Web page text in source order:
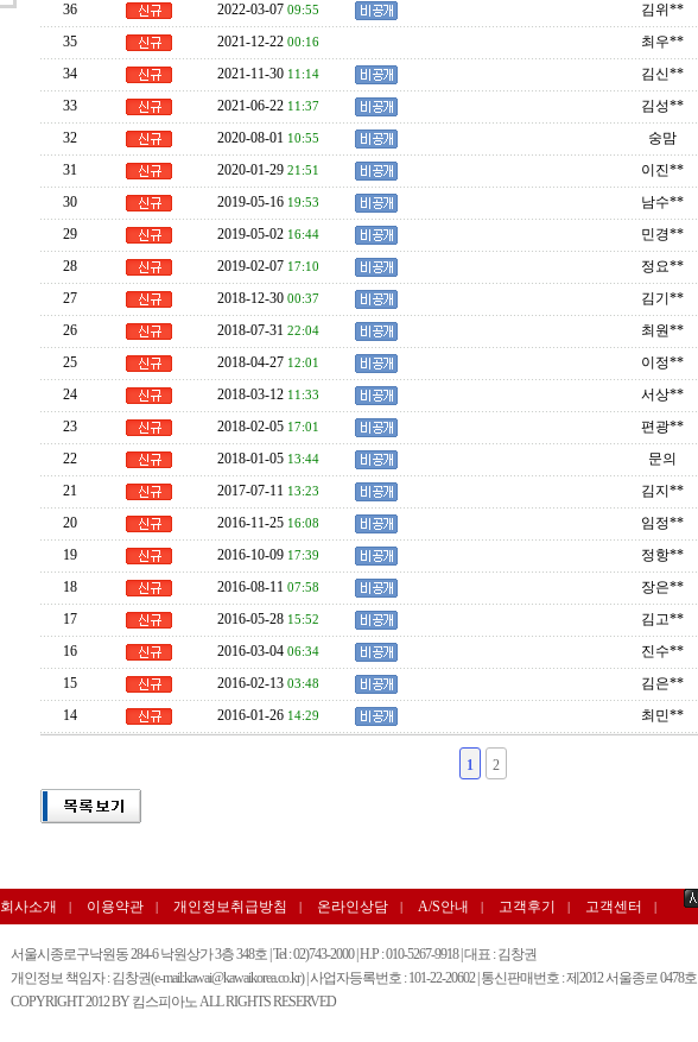
36
2022-03-07 09:55
김위**
35
2021-12-22 00:16
최우**
34
2021-11-30 11:14
김신**
33
2021-06-22 11:37
김성**
32
2020-08-01 10:55
숭맘
31
2020-01-29 21:51
이진**
30
2019-05-16 19:53
남수**
29
2019-05-02 16:44
민경**
28
2019-02-07 17:10
정요**
27
2018-12-30 00:37
김기**
26
2018-07-31 22:04
최원**
25
2018-04-27 12:01
이정**
24
2018-03-12 11:33
서상**
23
2018-02-05 17:01
편광**
22
2018-01-05 13:44
문의
21
2017-07-11 13:23
김지**
20
2016-11-25 16:08
임정**
19
2016-10-09 17:39
정항**
18
2016-08-11 07:58
장은**
17
2016-05-28 15:52
김고**
16
2016-03-04 06:34
진수**
15
2016-02-13 03:48
김은**
14
2016-01-26 14:29 최민**
1 2
회사소개 이용약관 개인정보취급방침 온라인상담 A/S안내 고객후기 고객센터
서울시종로구낙원동 284-6 낙원상가 3층 348호 | Tel : 02)743-2000 | H.P : 010-5267-9918 | 대표 : 김창권
개인정보 책임자 : 김창권(e-mail:kawai@kawaikorea.co.kr) | 사업자등록번호 : 101-22-20602 | 통신판매번호 : 제2012 서울종로 0478호
COPYRIGHT 2012 BY 킴스피아노 ALL RIGHTS RESERVED